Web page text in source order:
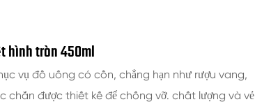
hình tròn 450ml
vụ đồ uống có cồn, chẳng hạn như rượu vang,
được thiết kế để chống vỡ. chất lượng và vẻ